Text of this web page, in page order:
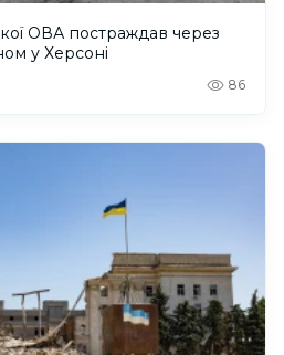
ОВА постраждав через
у Херсоні
86